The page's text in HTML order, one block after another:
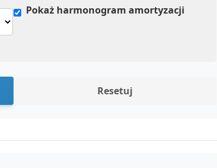
Pokaż harmonogram amortyzacji
Resetuj